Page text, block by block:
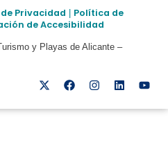
Privacidad
Política de
de Accesibilidad
y Playas de Alicante –